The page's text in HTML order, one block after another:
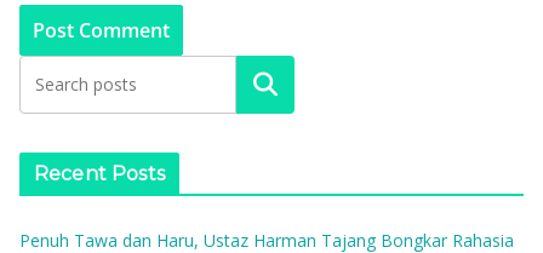
Search
Recent Posts
Penuh Tawa dan Haru, Ustaz Harman Tajang Bongkar Rahasia